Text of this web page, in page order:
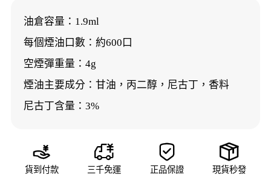
油倉容量：1.9ml
每個煙油口數：約600口
空煙彈重量：4g
煙油主要成分：甘油，丙二醇，尼古丁，香料
尼古丁含量：3%

貨到付款

三千免運

正品保證

現貨秒發